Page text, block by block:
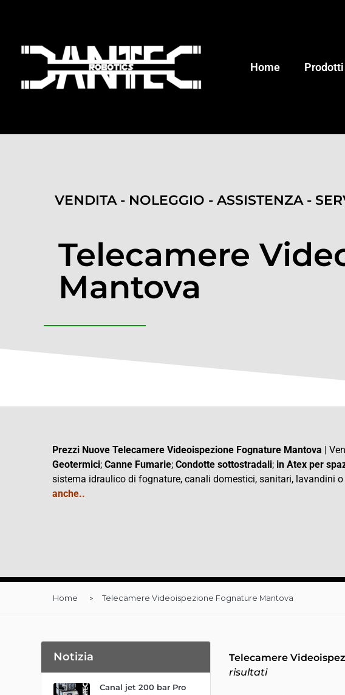
Home Prodotti
VENDITA - NOLEGGIO - ASSISTENZA -
Telecamere
Mantova
Prezzi Nuove Telecamere Videoispezione Fognature Mantova |
Geotermici; Canne Fumarie; Condotte sottostradali; in Atex per
sistema idraulico di fognature, canali domestici, sanitari, lavandini
anche..
Home Telecamere Videoispezione Fognature Mantova
Notizia
Canal jet 200 bar Pro
Telecamere
risultati